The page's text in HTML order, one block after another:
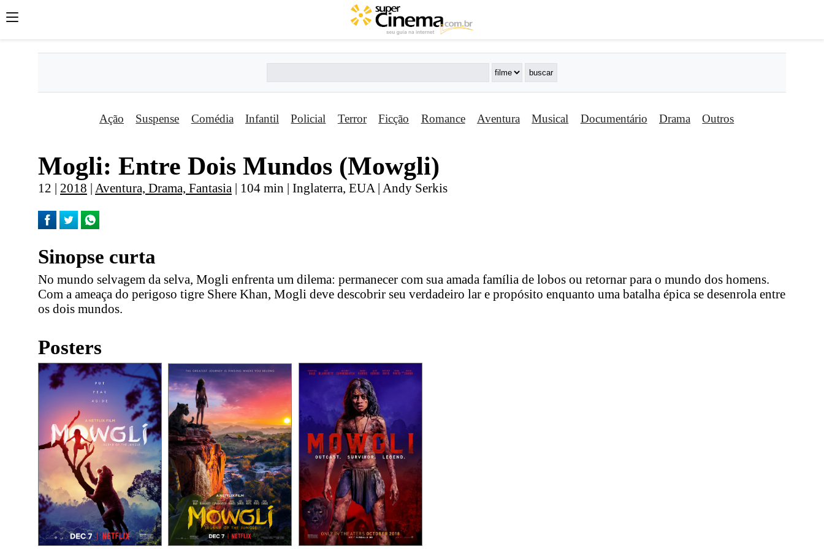
Ação Suspense Comédia Infantil Policial Terror Ficção Romance Aventura Musical Documentário Drama Outros
Mogli: Entre Dois Mundos (Mowgli)
12 | 2018 | Aventura, Drama, Fantasia | 104 min | Inglaterra, EUA | Andy Serkis
Sinopse curta
No mundo selvagem da selva, Mogli enfrenta um dilema: permanecer com sua amada família de lobos ou retornar para o mundo dos homens.
Com a ameaça do perigoso tigre Shere Khan, Mogli deve descobrir seu verdadeiro lar e propósito enquanto uma batalha épica se desenrola entre
os dois mundos.
Posters